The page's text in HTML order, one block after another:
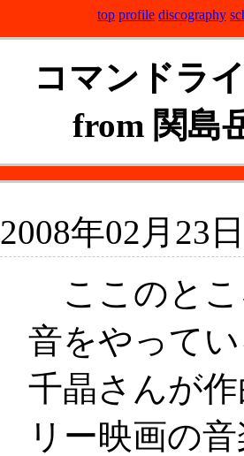
top profile discography
コマンドラ
from 関島
2008年02月23
ここのとこ
音をやって
千晶さんが
リー映画の